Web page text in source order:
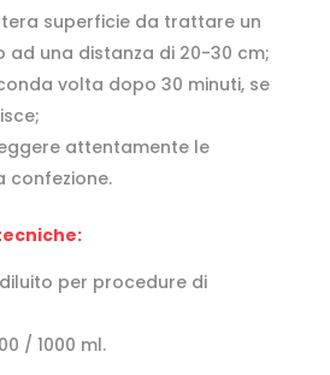
superficie da trattare un
una distanza di 20-30 cm;
volta dopo 30 minuti, se
attentamente le
confezione.
per procedure di
/ 1000 ml.